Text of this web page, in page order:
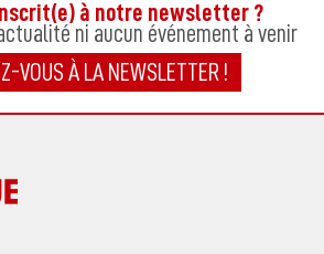
à notre newsletter ?
ni aucun événement à venir
VOUS À LA NEWSLETTER !